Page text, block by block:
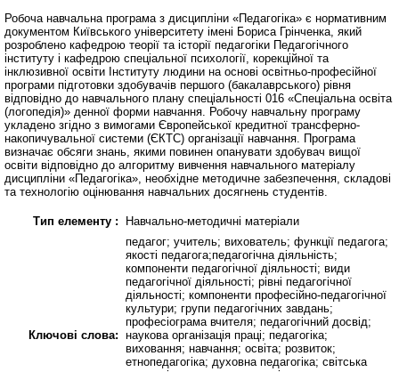
Робоча навчальна програма з дисципліни «Педагогіка» є нормативним
документом Київського університету імені Бориса Грінченка, який
розроблено кафедрою теорії та історії педагогіки Педагогічного
інституту і кафедрою спеціальної психології, корекційної та
інклюзивної освіти Інституту людини на основі освітньо-професійної
програми підготовки здобувачів першого (бакалаврського) рівня
відповідно до навчального плану спеціальності 016 «Спеціальна освіта
(логопедія)» денної форми навчання. Робочу навчальну програму
укладено згідно з вимогами Європейської кредитної трансферно-
накопичувальної системи (ЄКТС) організації навчання. Програма
визначає обсяги знань, якими повинен опанувати здобувач вищої
освіти відповідно до алгоритму вивчення навчального матеріалу
дисципліни «Педагогіка», необхідне методичне забезпечення, складові
та технологію оцінювання навчальних досягнень студентів.
Тип елементу : Навчально-методичні матеріали
Ключові слова:
педагог; учитель; вихователь; функції педагога;
якості педагога;педагогічна діяльність;
компоненти педагогічної діяльності; види
педагогічної діяльності; рівні педагогічної
діяльності; компоненти професійно-педагогічної
культури; групи педагогічних завдань;
професіограма вчителя; педагогічний досвід;
наукова організація праці; педагогіка;
виховання; навчання; освіта; розвиток;
етнопедагогіка; духовна педагогіка; світська